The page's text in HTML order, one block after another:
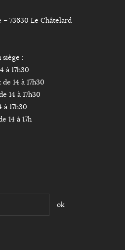
73630 Le Châtelard
siège :
à 17h30
14 à 17h30
14 à 17h30
à 17h30
14 à 17h